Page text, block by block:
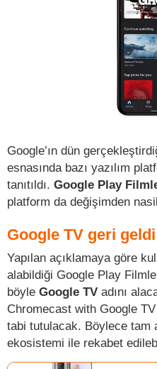
Google’ın dün
esnasında bazı yazılım
tanıtıldı. Google Play
platform da değişimden
Google TV geri geldi
Yapılan açıklamaya göre
alabildiği Google Play
böyle Google TV adını
Chromecast with Google
tabi tutulacak. Böylece tam
ekosistemi ile rekabet